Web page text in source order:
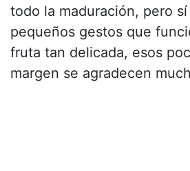
todo la maduración, pero
pequeños gestos que
fruta tan delicada, esos
margen se agradecen